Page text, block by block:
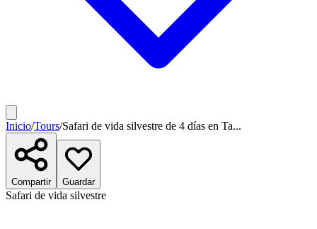
Inicio/Tours/Safari de vida silvestre de 4 días en Ta...
Compartir Guardar
Safari de vida silvestre